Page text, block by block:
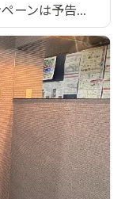
ーンは予告...